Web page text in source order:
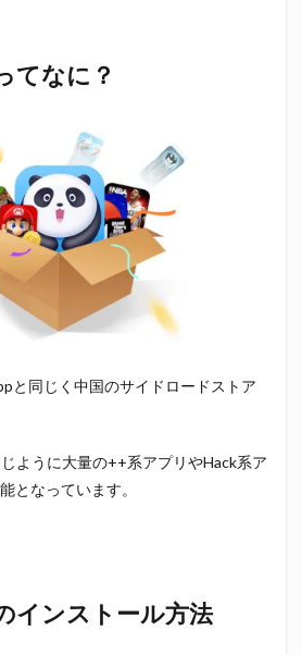
てなに？
と同じく中国のサイドロードストア
ように大量の++系アプリやHack系ア
となっています。
インストール方法